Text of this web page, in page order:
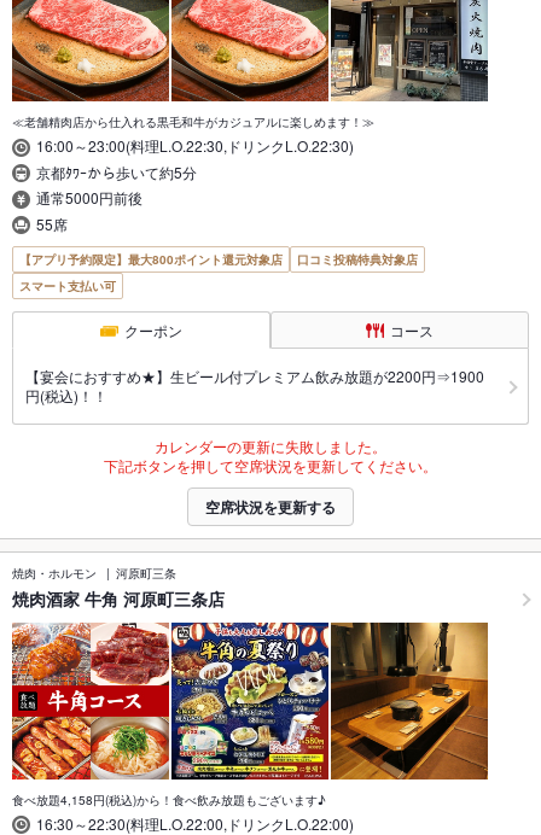
≪老舗精肉店から仕入れる黒毛和牛がカジュアルに楽しめます！≫
16:00～23:00(料理L.O.22:30,ドリンクL.O.22:30)
京都ﾀﾜｰから歩いて約5分
通常5000円前後
55席
【アプリ予約限定】最大800ポイント還元対象店
口コミ投稿特典対象店
スマート支払い可
クーポン コース
【宴会におすすめ★】生ビール付プレミアム飲み放題が2200円⇒1900
円(税込)！！
カレンダーの更新に失敗しました。
下記ボタンを押して空席状況を更新してください。
空席状況を更新する
焼肉・ホルモン 河原町三条
焼肉酒家 牛角 河原町三条店
食べ放題4,158円(税込)から！食べ飲み放題もございます♪
16:30～22:30(料理L.O.22:00,ドリンクL.O.22:00)